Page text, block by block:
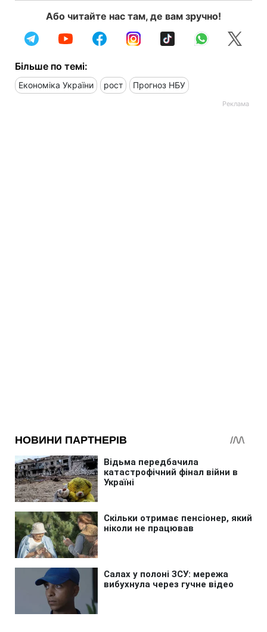
Або читайте нас там, де вам зручно!
Більше по темі:
Економіка України рост Прогноз НБУ